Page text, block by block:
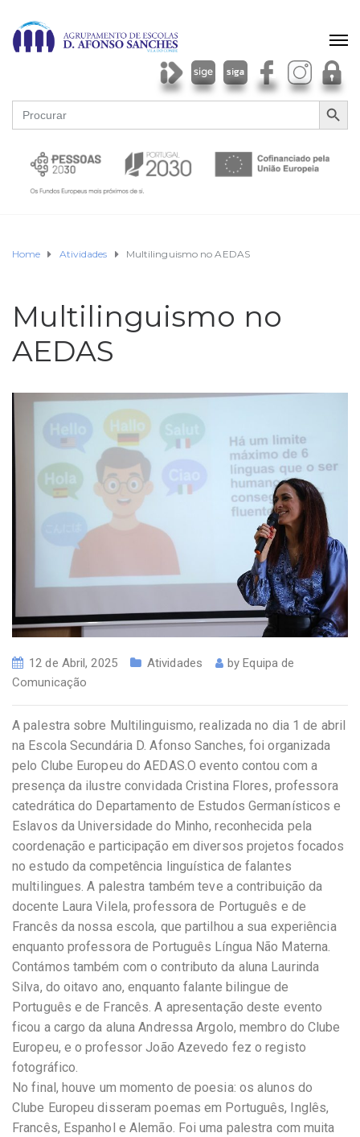
Search
for:
SEARCH
Home Atividades Multilinguismo no AEDAS
Multilinguismo no
AEDAS
12 de Abril, 2025 Atividades byEquipa de
Comunicação
A palestra sobre Multilinguismo, realizada no dia 1 de abril
na Escola Secundária D. Afonso Sanches, foi organizada
pelo Clube Europeu do AEDAS.O evento contou com a
presença da ilustre convidada Cristina Flores, professora
catedrática do Departamento de Estudos Germanísticos e
Eslavos da Universidade do Minho, reconhecida pela
coordenação e participação em diversos projetos focados
no estudo da competência linguística de falantes
multilingues. A palestra também teve a contribuição da
docente Laura Vilela, professora de Português e de
Francês da nossa escola, que partilhou a sua experiência
enquanto professora de Português Língua Não Materna.
Contámos também com o contributo da aluna Laurinda
Silva, do oitavo ano, enquanto falante bilingue de
Português e de Francês. A apresentação deste evento
ficou a cargo da aluna Andressa Argolo, membro do Clube
Europeu, e o professor João Azevedo fez o registo
fotográfico.
No final, houve um momento de poesia: os alunos do
Clube Europeu disseram poemas em Português, Inglês,
Francês, Espanhol e Alemão. Foi uma palestra com muita